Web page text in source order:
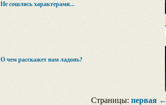
Не сошлись характерами...
О чем расскажет нам ладонь?
Страницы: первая←